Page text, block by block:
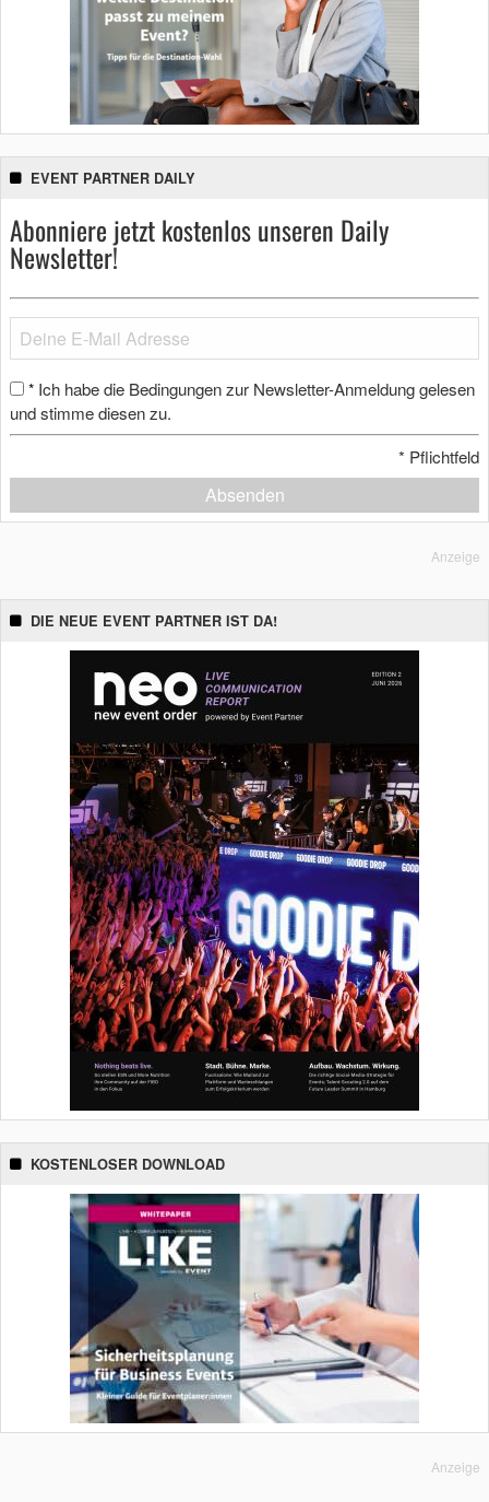
EVENT PARTNER DAILY
Abonniere jetzt kostenlos unseren Daily
Newsletter!
* Ich habe die Bedingungen zur Newsletter-Anmeldung gelesen
und stimme diesen zu.
* Pflichtfeld
Absenden
Anzeige
DIE NEUE EVENT PARTNER IST DA!
KOSTENLOSER DOWNLOAD
Anzeige